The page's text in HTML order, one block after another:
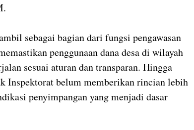
sebagai bagian dari fungsi pengawasan
penggunaan dana desa di wilayah
sesuai aturan dan transparan. Hingga
Inspektorat belum memberikan rincian lebih
penyimpangan yang menjadi dasar